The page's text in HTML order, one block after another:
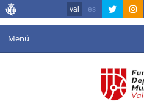
val es
Menú